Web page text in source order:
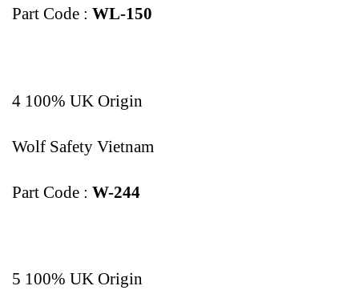
Part Code : WL-150
4 100% UK Origin
Wolf Safety Vietnam
Part Code : W-244
5 100% UK Origin